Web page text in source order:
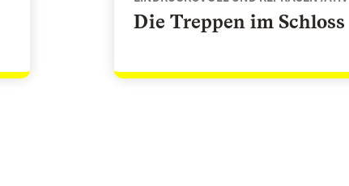
Die Treppen im Schloss